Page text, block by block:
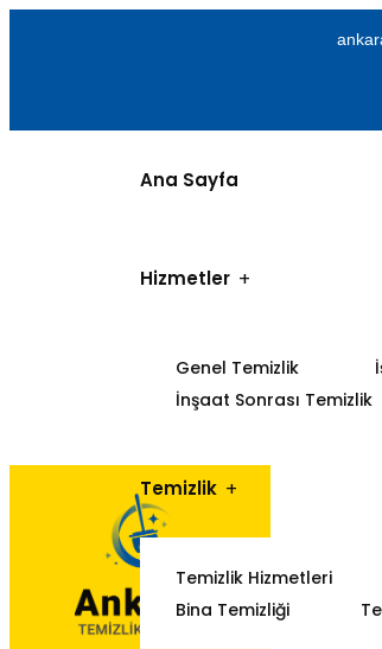
Ana Sayfa
Hizmetler
Genel Temizlik
İnşaat Sonrası Temizlik
Temizlik
Temizlik Hizmetleri
Bina Temizliği